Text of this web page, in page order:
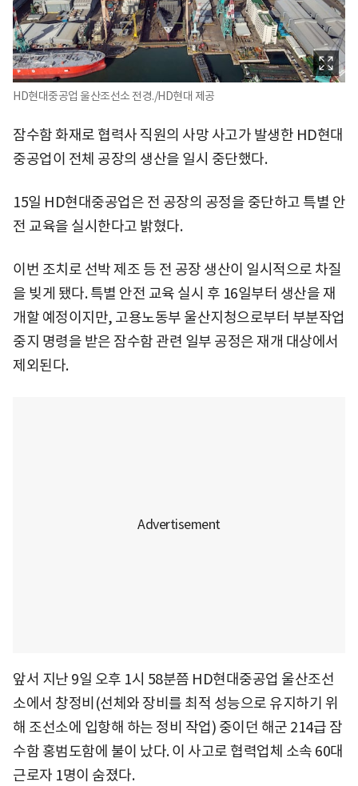
HD현대중공업 울산조선소 전경./HD현대 제공
잠수함 화재로 협력사 직원의 사망 사고가 발생한 HD현대
중공업이 전체 공장의 생산을 일시 중단했다.
15일 HD현대중공업은 전 공장의 공정을 중단하고 특별 안
전 교육을 실시한다고 밝혔다.
이번 조치로 선박 제조 등 전 공장 생산이 일시적으로 차질
을 빚게 됐다. 특별 안전 교육 실시 후 16일부터 생산을 재
개할 예정이지만, 고용노동부 울산지청으로부터 부분작업
중지 명령을 받은 잠수함 관련 일부 공정은 재개 대상에서
제외된다.
앞서 지난 9일 오후 1시 58분쯤 HD현대중공업 울산조선
소에서 창정비(선체와 장비를 최적 성능으로 유지하기 위
해 조선소에 입항해 하는 정비 작업) 중이던 해군 214급 잠
수함 홍범도함에 불이 났다. 이 사고로 협력업체 소속 60대
근로자 1명이 숨졌다.